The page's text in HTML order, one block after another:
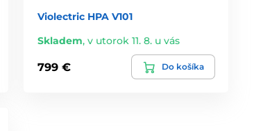
Violectric HPA V101
Skladem,v utorok 11. 8. u vás
799 € Do košíka